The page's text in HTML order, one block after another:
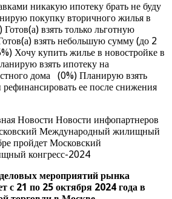
никакую ипотеку брать не буду
покупку вторичного жилья в
взять только льготную
взять небольшую сумму (до 2
Хочу купить жилье в новостройке в
взять ипотеку на
дома (0%) Планирую взять
рефинансировать ее после снижения
Новости Новости инфопартнеров
Международный жилищный
пройдет Московский
конгресс-2024
мероприятий рынка
с 21 по 25 октября 2024 года в